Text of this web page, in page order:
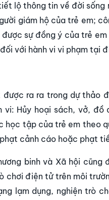
lộ thông tin về đời
giám hộ của trẻ em;
sự đồng ý của trẻ
với hành vi vi phạm tại
được ra ra trong dự thảo
vi: Hủy hoại sách, vở,
học tập của trẻ em theo
cảnh cáo hoặc phạt
binh và Xã hội
chơi điện tử trên môi
lạm dụng, nghiện trò